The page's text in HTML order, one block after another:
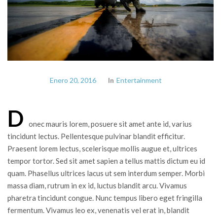
Enero 20, 2016 In Entertainment
D
onec mauris lorem, posuere sit amet ante id, varius
tincidunt lectus. Pellentesque pulvinar blandit efficitur.
Praesent lorem lectus, scelerisque mollis augue et, ultrices
tempor tortor. Sed sit amet sapien a tellus mattis dictum eu id
quam. Phasellus ultrices lacus ut sem interdum semper. Morbi
massa diam, rutrum in ex id, luctus blandit arcu. Vivamus
pharetra tincidunt congue. Nunc tempus libero eget fringilla
fermentum. Vivamus leo ex, venenatis vel erat in, blandit